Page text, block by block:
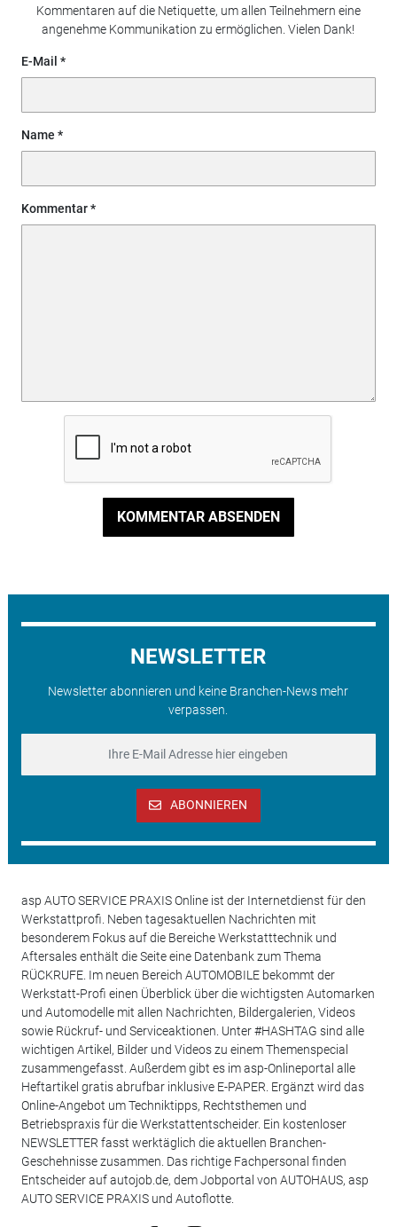
Kommentaren auf die Netiquette, um allen Teilnehmern eine
angenehme Kommunikation zu ermöglichen. Vielen Dank!
E-Mail
Name
Kommentar
KOMMENTAR ABSENDEN
NEWSLETTER
Newsletter abonnieren und keine Branchen-News mehr
verpassen.
ABONNIEREN
asp AUTO SERVICE PRAXIS Online ist der Internetdienst für den
Werkstattprofi. Neben tagesaktuellen Nachrichten mit
besonderem Fokus auf die Bereiche Werkstatttechnik und
Aftersales enthält die Seite eine Datenbank zum Thema
RÜCKRUFE. Im neuen Bereich AUTOMOBILE bekommt der
Werkstatt-Profi einen Überblick über die wichtigsten Automarken
und Automodelle mit allen Nachrichten, Bildergalerien, Videos
sowie Rückruf- und Serviceaktionen. Unter #HASHTAG sind alle
wichtigen Artikel, Bilder und Videos zu einem Themenspecial
zusammengefasst. Außerdem gibt es im asp-Onlineportal alle
Heftartikel gratis abrufbar inklusive E-PAPER. Ergänzt wird das
Online-Angebot um Techniktipps, Rechtsthemen und
Betriebspraxis für die Werkstattentscheider. Ein kostenloser
NEWSLETTER fasst werktäglich die aktuellen Branchen-
Geschehnisse zusammen. Das richtige Fachpersonal finden
Entscheider auf autojob.de, dem Jobportal von AUTOHAUS, asp
AUTO SERVICE PRAXIS und Autoflotte.